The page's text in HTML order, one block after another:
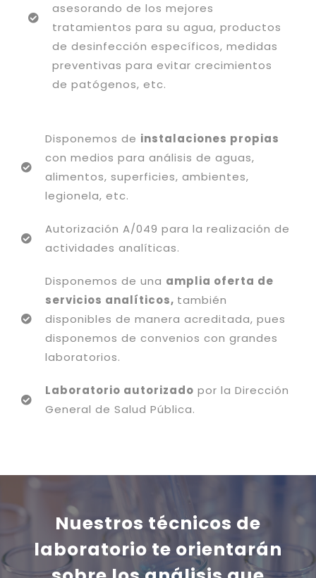
asesorando de los mejores
tratamientos para su agua, productos
de desinfección específicos, medidas
preventivas para evitar crecimientos
de patógenos, etc.
Disponemos de instalaciones propias
con medios para análisis de aguas,
alimentos, superficies, ambientes,
legionela, etc.
Autorización A/049 para la realización de
actividades analíticas.
Disponemos de una amplia oferta de
servicios analíticos, también
disponibles de manera acreditada, pues
disponemos de convenios con grandes
laboratorios.
Laboratorio autorizado por la Dirección
General de Salud Pública.
Nuestros técnicos de
laboratorio te orientarán